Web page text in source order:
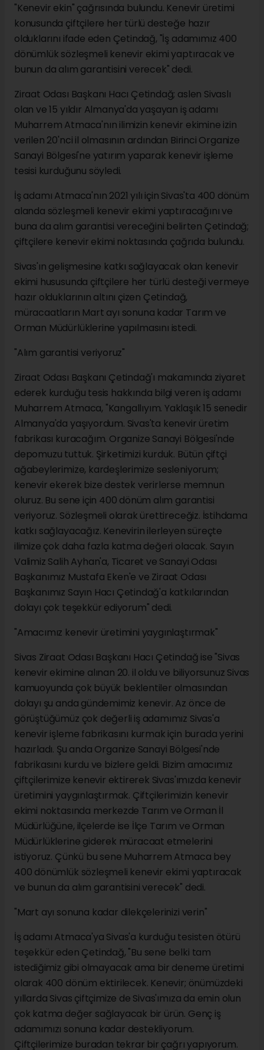
"Kenevir ekin" çağrısında bulundu. Kenevir üretimi
konusunda çiftçilere her türlü desteğe hazır
olduklarını ifade eden Çetindağ, "İş adamımız 400
dönümlük sözleşmeli kenevir ekimi yaptıracak ve
bunun da alım garantisini verecek" dedi.
Ziraat Odası Başkanı Hacı Çetindağ; aslen Sivaslı
olan ve 15 yıldır Almanya'da yaşayan iş adamı
Muharrem Atmaca'nın ilimizin kenevir ekimine izin
verilen 20'nci il olmasının ardından Birinci Organize
Sanayi Bölgesi'ne yatırım yaparak kenevir işleme
tesisi kurduğunu söyledi.
İş adamı Atmaca'nın 2021 yılı için Sivas'ta 400 dönüm
alanda sözleşmeli kenevir ekimi yaptıracağını ve
buna da alım garantisi vereceğini belirten Çetindağ;
çiftçilere kenevir ekimi noktasında çağrıda bulundu.
Sivas'ın gelişmesine katkı sağlayacak olan kenevir
ekimi hususunda çiftçilere her türlü desteği vermeye
hazır olduklarının altını çizen Çetindağ,
müracaatların Mart ayı sonuna kadar Tarım ve
Orman Müdürlüklerine yapılmasını istedi.
"Alım garantisi veriyoruz"
Ziraat Odası Başkanı Çetindağ'ı makamında ziyaret
ederek kurduğu tesis hakkında bilgi veren iş adamı
Muharrem Atmaca, "Kangallıyım. Yaklaşık 15 senedir
Almanya'da yaşıyordum. Sivas'ta kenevir üretim
fabrikası kuracağım. Organize Sanayi Bölgesi'nde
depomuzu tuttuk. Şirketimizi kurduk. Bütün çiftçi
ağabeylerimize, kardeşlerimize sesleniyorum;
kenevir ekerek bize destek verirlerse memnun
oluruz. Bu sene için 400 dönüm alım garantisi
veriyoruz. Sözleşmeli olarak ürettireceğiz. İstihdama
katkı sağlayacağız. Kenevirin ilerleyen süreçte
ilimize çok daha fazla katma değeri olacak. Sayın
Valimiz Salih Ayhan'a, Ticaret ve Sanayi Odası
Başkanımız Mustafa Eken'e ve Ziraat Odası
Başkanımız Sayın Hacı Çetindağ'a katkılarından
dolayı çok teşekkür ediyorum" dedi.
"Amacımız kenevir üretimini yaygınlaştırmak"
Sivas Ziraat Odası Başkanı Hacı Çetindağ ise "Sivas
kenevir ekimine alınan 20. il oldu ve biliyorsunuz Sivas
kamuoyunda çok büyük beklentiler olmasından
dolayı şu anda gündemimiz kenevir. Az önce de
görüştüğümüz çok değerli iş adamımız Sivas'a
kenevir işleme fabrikasını kurmak için burada yerini
hazırladı. Şu anda Organize Sanayi Bölgesi'nde
fabrikasını kurdu ve bizlere geldi. Bizim amacımız
çiftçilerimize kenevir ektirerek Sivas'ımızda kenevir
üretimini yaygınlaştırmak. Çiftçilerimizin kenevir
ekimi noktasında merkezde Tarım ve Orman İl
Müdürlüğüne, ilçelerde ise İlçe Tarım ve Orman
Müdürlüklerine giderek müracaat etmelerini
istiyoruz. Çünkü bu sene Muharrem Atmaca bey
400 dönümlük sözleşmeli kenevir ekimi yaptıracak
ve bunun da alım garantisini verecek" dedi.
"Mart ayı sonuna kadar dilekçelerinizi verin"
İş adamı Atmaca'ya Sivas'a kurduğu tesisten ötürü
teşekkür eden Çetindağ, "Bu sene belki tam
istediğimiz gibi olmayacak ama bir deneme üretimi
olarak 400 dönüm ektirilecek. Kenevir; önümüzdeki
yıllarda Sivas çiftçimize de Sivas'ımıza da emin olun
çok katma değer sağlayacak bir ürün. Genç iş
adamımızı sonuna kadar destekliyorum.
Çiftçilerimize buradan tekrar bir çağrı yapıyorum.